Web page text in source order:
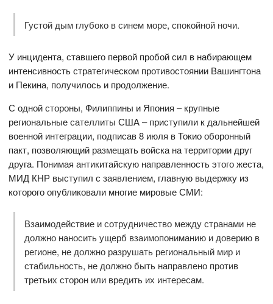
Густой дым глубоко в синем море, спокойной ночи.
У инцидента, ставшего первой пробой сил в набирающем
интенсивность стратегическом противостоянии Вашингтона
и Пекина, получилось и продолжение.
С одной стороны, Филиппины и Япония – крупные
региональные сателлиты США – приступили к дальнейшей
военной интеграции, подписав 8 июля в Токио оборонный
пакт, позволяющий размещать войска на территории друг
друга. Понимая антикитайскую направленность этого жеста,
МИД КНР выступил с заявлением, главную выдержку из
которого опубликовали многие мировые СМИ:
Взаимодействие и сотрудничество между странами не
должно наносить ущерб взаимопониманию и доверию в
регионе, не должно разрушать региональный мир и
стабильность, не должно быть направлено против
третьих сторон или вредить их интересам.